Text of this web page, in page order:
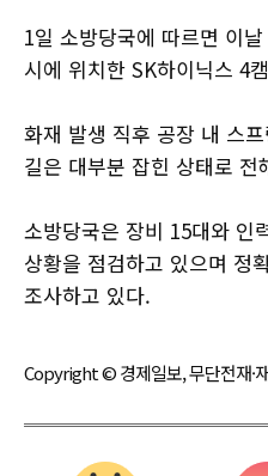
1일 소방당국에 따르면 이
시에 위치한 SK하이닉스 4
화재 발생 직후 공장 내 스
길은 대부분 잡힌 상태로 전
소방당국은 장비 15대와 인
상황을 점검하고 있으며 정
조사하고 있다.
Copyright © 경제일보, 무단전재·